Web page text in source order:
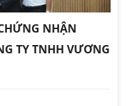
NHẬN
TY TNHH VƯƠNG